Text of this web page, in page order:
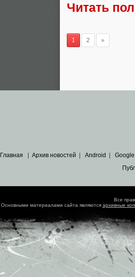
Читать
1 2 »
Главная | Архив новостей | Android | Google
Все
Основными материалами сайта являются архивные